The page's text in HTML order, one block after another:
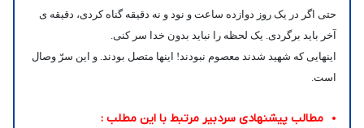
حتی اگر در یک روز دوازده ساعت و نود و نه دقیقه گناه کردی، دقیقه ی
آخر باید برگردی. یک لحظه را نباید بدون خدا سر کنی.
اینهایی که شهید شدند معصوم نبودند! اینها متصل بودند. و این سرّ وصال
است.
مطالب پیشنهادی سردبیر مرتبط با این مطلب :